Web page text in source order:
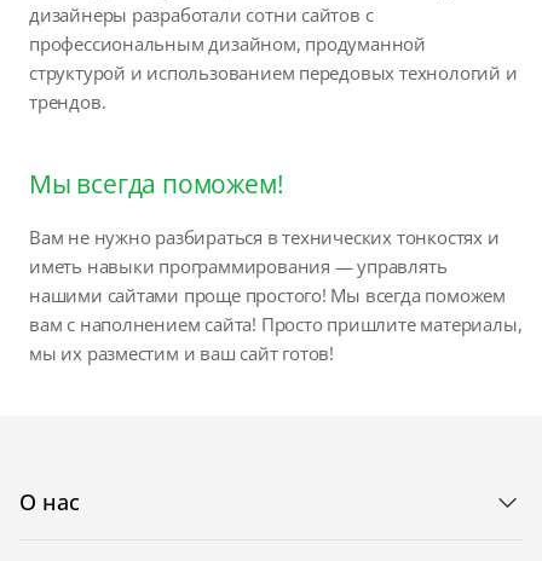
дизайнеры разработали сотни сайтов с
профессиональным дизайном, продуманной
структурой и использованием передовых технологий и
трендов.
Мы всегда поможем!
Вам не нужно разбираться в технических тонкостях и
иметь навыки программирования — управлять
нашими сайтами проще простого! Мы всегда поможем
вам с наполнением сайта! Просто пришлите материалы,
мы их разместим и ваш сайт готов!
О нас